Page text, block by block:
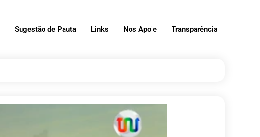
Sugestão de Pauta Links Nos Apoie Transparência